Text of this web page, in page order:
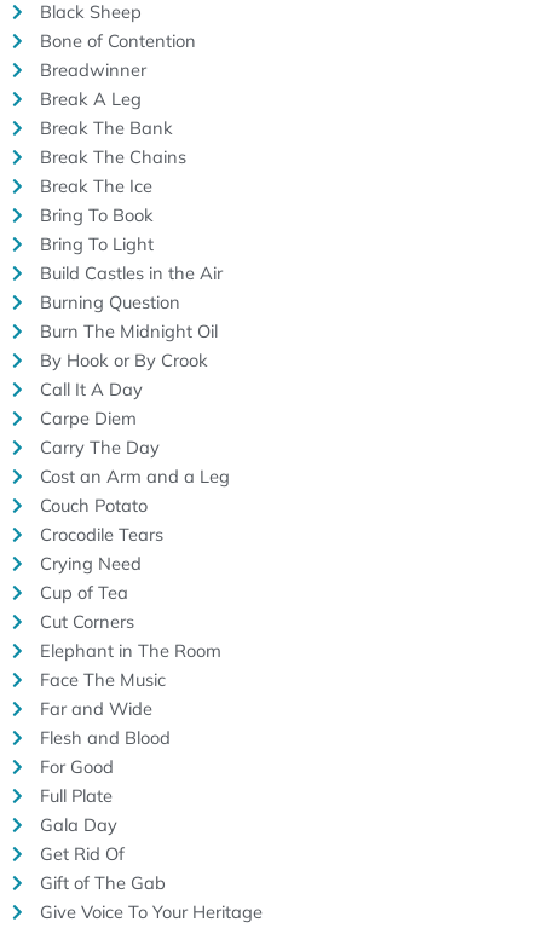
Black Sheep
Bone of Contention
Breadwinner
Break A Leg
Break The Bank
Break The Chains
Break The Ice
Bring To Book
Bring To Light
Build Castles in the Air
Burning Question
Burn The Midnight Oil
By Hook or By Crook
Call It A Day
Carpe Diem
Carry The Day
Cost an Arm and a Leg
Couch Potato
Crocodile Tears
Crying Need
Cup of Tea
Cut Corners
Elephant in The Room
Face The Music
Far and Wide
Flesh and Blood
For Good
Full Plate
Gala Day
Get Rid Of
Gift of The Gab
Give Voice To Your Heritage